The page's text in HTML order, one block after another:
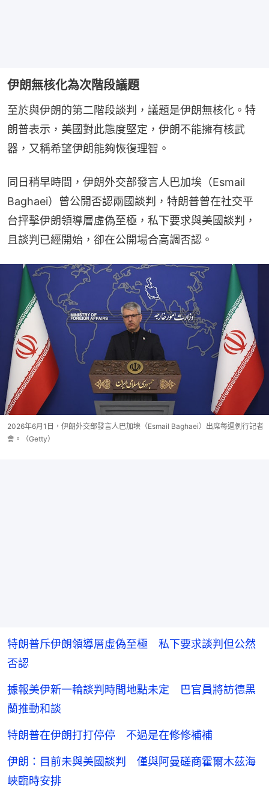
伊朗無核化為次階段議題
至於與伊朗的第二階段談判，議題是伊朗無核化。特
朗普表示，美國對此態度堅定，伊朗不能擁有核武
器，又稱希望伊朗能夠恢復理智。
同日稍早時間，伊朗外交部發言人巴加埃（Esmail
Baghaei）曾公開否認兩國談判，特朗普曾在社交平
台抨擊伊朗領導層虛偽至極，私下要求與美國談判，
且談判已經開始，卻在公開場合高調否認。
2026年6月1日，伊朗外交部發言人巴加埃（Esmail Baghaei）出席每週例行記者
會。（Getty）
特朗普斥伊朗領導層虛偽至極 私下要求談判但公然
否認
據報美伊新一輪談判時間地點未定 巴官員將訪德黑
蘭推動和談
特朗普在伊朗打打停停 不過是在修修補補
伊朗：目前未與美國談判 僅與阿曼磋商霍爾木茲海
峽臨時安排